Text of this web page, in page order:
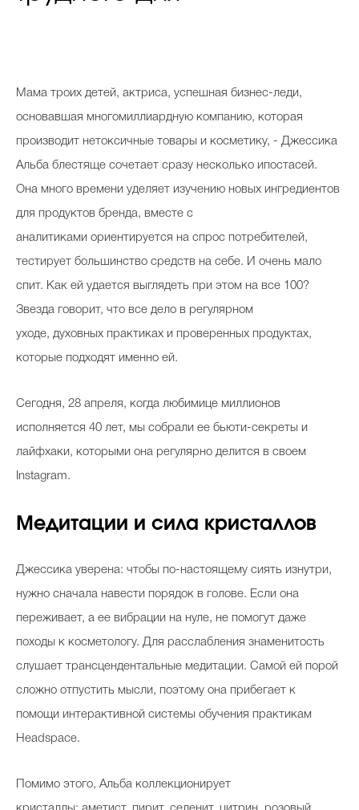
Мама троих детей, актриса, успешная бизнес-леди,
основавшая многомиллиардную компанию, которая
производит нетоксичные товары и косметику, - Джессика
Альба блестяще сочетает сразу несколько ипостасей.
Она много времени уделяет изучению новых ингредиентов
для продуктов бренда, вместе с
аналитиками ориентируется на спрос потребителей,
тестирует большинство средств на себе. И очень мало
спит. Как ей удается выглядеть при этом на все 100?
Звезда говорит, что все дело в регулярном
уходе, духовных практиках и проверенных продуктах,
которые подходят именно ей.
Сегодня, 28 апреля, когда любимице миллионов
исполняется 40 лет, мы собрали ее бьюти-секреты и
лайфхаки, которыми она регулярно делится в своем
Instagram.
Медитации и сила кристаллов
Джессика уверена: чтобы по-настоящему сиять изнутри,
нужно сначала навести порядок в голове. Если она
переживает, а ее вибрации на нуле, не помогут даже
походы к косметологу. Для расслабления знаменитость
слушает трансцендентальные медитации. Самой ей порой
сложно отпустить мысли, поэтому она прибегает к
помощи интерактивной системы обучения практикам
Headspace.
Помимо этого, Альба коллекционирует